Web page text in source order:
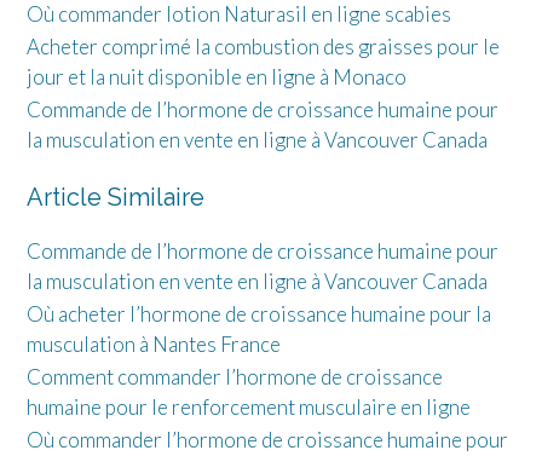
Où commander lotion Naturasil en ligne scabies
Acheter comprimé la combustion des graisses pour le
jour et la nuit disponible en ligne à Monaco
Commande de l’hormone de croissance humaine pour
la musculation en vente en ligne à Vancouver Canada
Article Similaire
Commande de l’hormone de croissance humaine pour
la musculation en vente en ligne à Vancouver Canada
Où acheter l’hormone de croissance humaine pour la
musculation à Nantes France
Comment commander l’hormone de croissance
humaine pour le renforcement musculaire en ligne
Où commander l’hormone de croissance humaine pour